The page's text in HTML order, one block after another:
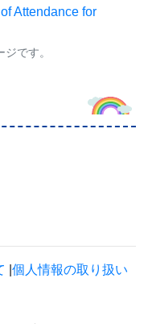
Attendance for
です。
個人情報の取り扱い